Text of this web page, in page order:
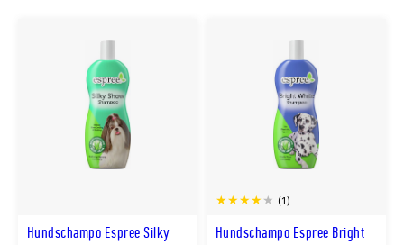
Hundschampo Espree Silky
Hundschampo Espree Bright
(1)